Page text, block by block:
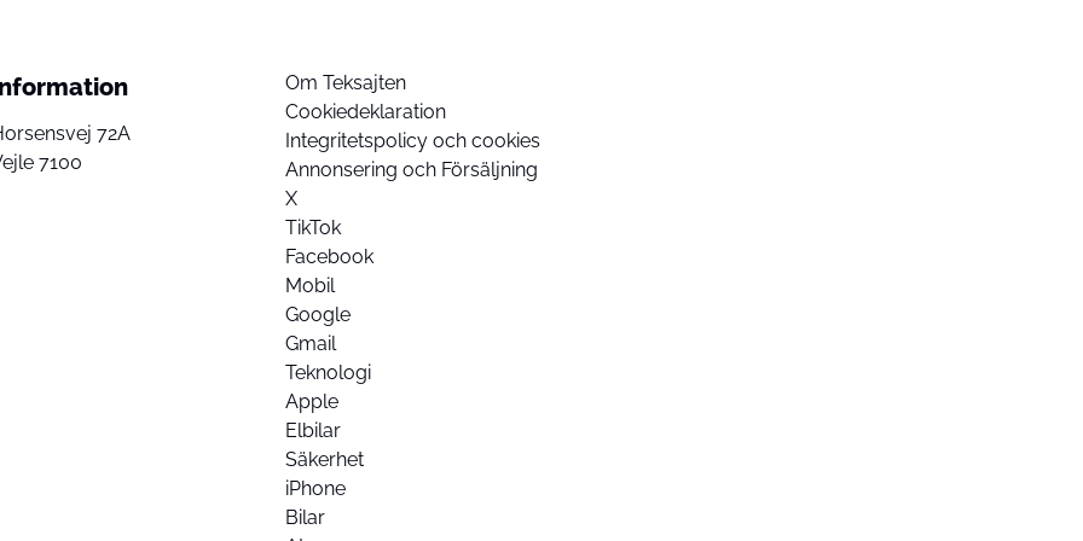
72A
7100
Om Teksajten
Cookiedeklaration
Integritetspolicy och cookies
Annonsering och Försäljning
X
TikTok
Facebook
Mobil
Google
Gmail
Teknologi
Apple
Elbilar
Säkerhet
iPhone
Bilar